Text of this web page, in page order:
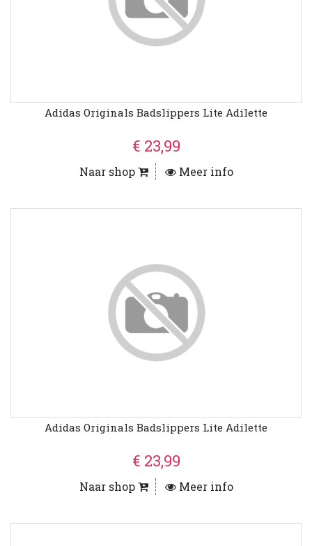
Adidas Originals Badslippers Lite Adilette
€ 23,99
Naar shop Meer info
Adidas Originals Badslippers Lite Adilette
€ 23,99
Naar shop Meer info